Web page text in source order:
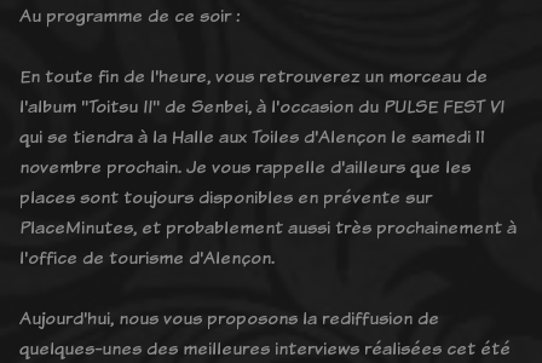
Au programme de ce soir :
En toute fin de l'heure, vous retrouverez un morceau de
l'album "Toitsu II" de Senbei, à l'occasion du PULSE FEST VI
qui se tiendra à la Halle aux Toiles d'Alençon le samedi 11
novembre prochain. Je vous rappelle d'ailleurs que les
places sont toujours disponibles en prévente sur
PlaceMinutes, et probablement aussi très prochainement à
l'office de tourisme d'Alençon.
Aujourd'hui, nous vous proposons la rediffusion de
quelques-unes des meilleures interviews réalisées cet été